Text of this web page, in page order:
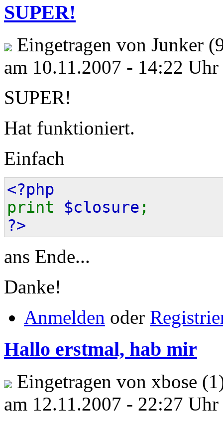
SUPER!
Eingetragen von Junker
am 10.11.2007 - 14:22 Uhr
SUPER!
Hat funktioniert.
Einfach
<?php
print $closure ;
?>
ans Ende...
Danke!
Anmelden oder
Hallo erstmal, hab mir
Eingetragen von xbose
am 12.11.2007 - 22:27 Uhr